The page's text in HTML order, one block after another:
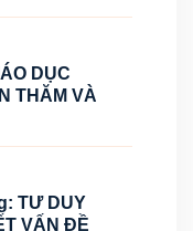
DỤC
THĂM VÀ
TƯ DUY
VẤN ĐỀ